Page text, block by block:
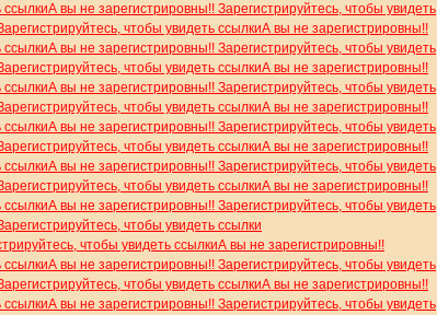
ссылкиА вы не зарегистрировны!! Зарегистрируйтесь, чтобы увидеть
чтобы увидеть ссылкиА вы не зарегистрировны!!
ссылкиА вы не зарегистрировны!! Зарегистрируйтесь, чтобы увидеть
чтобы увидеть ссылкиА вы не зарегистрировны!!
ссылкиА вы не зарегистрировны!! Зарегистрируйтесь, чтобы увидеть
чтобы увидеть ссылкиА вы не зарегистрировны!!
ссылкиА вы не зарегистрировны!! Зарегистрируйтесь, чтобы увидеть
чтобы увидеть ссылкиА вы не зарегистрировны!!
ссылкиА вы не зарегистрировны!! Зарегистрируйтесь, чтобы увидеть
чтобы увидеть ссылкиА вы не зарегистрировны!!
ссылкиА вы не зарегистрировны!! Зарегистрируйтесь, чтобы увидеть
чтобы увидеть ссылки
чтобы увидеть ссылкиА вы не зарегистрировны!!
ссылкиА вы не зарегистрировны!! Зарегистрируйтесь, чтобы увидеть
чтобы увидеть ссылкиА вы не зарегистрировны!!
ссылкиА вы не зарегистрировны!! Зарегистрируйтесь, чтобы увидеть